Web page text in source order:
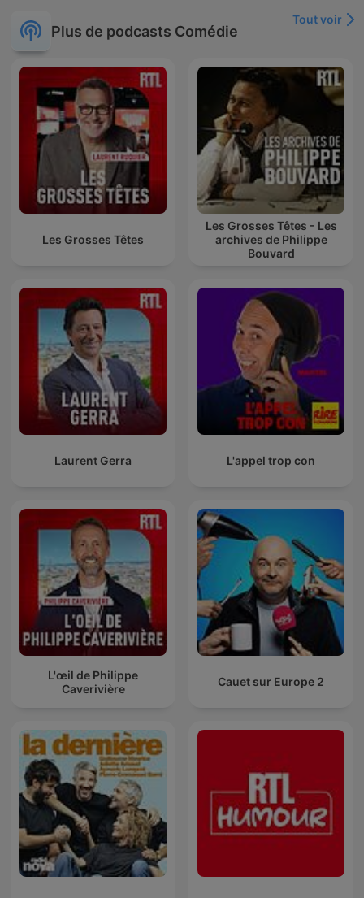
Plus de podcasts Comédie
Tout voir
Les Grosses Têtes
Les Grosses Têtes - Les
archives de Philippe
Bouvard
Laurent Gerra L'appel trop con
L'œil de Philippe
Caverivière
Cauet sur Europe 2